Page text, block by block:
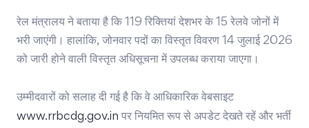
रेल मंत्रालय ने बताया है कि 119 रिक्तियां देशभर के 15 रेलवे जोनों में
भरी जाएंगी। हालांकि, जोनवार पदों का विस्तृत विवरण 14 जुलाई 2026
को जारी होने वाली विस्तृत अधिसूचना में उपलब्ध कराया जाएगा।
उम्मीदवारों को सलाह दी गई है कि वे आधिकारिक वेबसाइट
www.rrbcdg.gov.in पर नियमित रूप से अपडेट देखते रहें और भर्ती